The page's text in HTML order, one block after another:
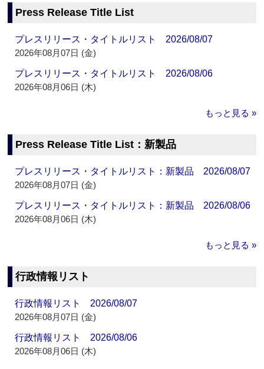
Press Release Title List
プレスリリース・タイトルリスト 2026/08/07
2026年08月07日 (金)
プレスリリース・タイトルリスト 2026/08/06
2026年08月06日 (木)
もっと見る »
Press Release Title List：新製品
プレスリリース・タイトルリスト：新製品 2026/08/07
2026年08月07日 (金)
プレスリリース・タイトルリスト：新製品 2026/08/06
2026年08月06日 (木)
もっと見る »
行政情報リスト
行政情報リスト 2026/08/07
2026年08月07日 (金)
行政情報リスト 2026/08/06
2026年08月06日 (木)